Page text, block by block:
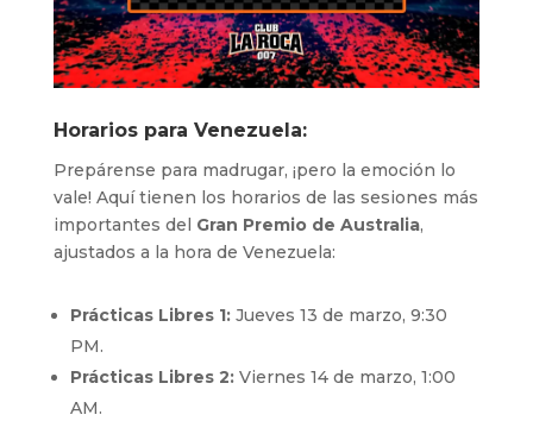
Horarios para Venezuela:
Prepárense para madrugar, ¡pero la emoción lo
vale! Aquí tienen los horarios de las sesiones más
importantes del Gran Premio de Australia,
ajustados a la hora de Venezuela:
Prácticas Libres 1:Jueves 13 de marzo, 9:30
PM.
Prácticas Libres 2:Viernes 14 de marzo, 1:00
AM.